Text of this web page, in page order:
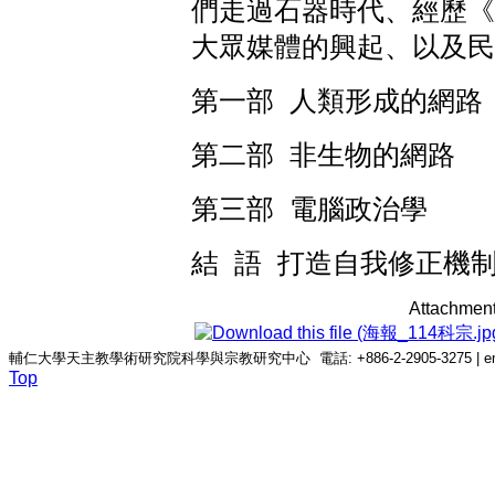
們走過石器時代、經歷
大眾媒體的興起、以及
第一部 人類形成的網路
第二部 非生物的網路
第三部 電腦政治學
結 語 打造自我修正
輔仁大學天主教學術研究院科學與宗教研究中心 電話: +886-2-2905-3275 |
Top